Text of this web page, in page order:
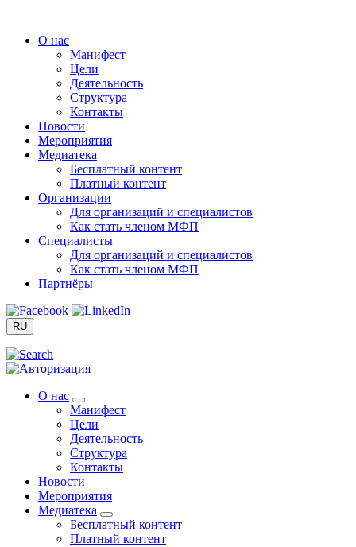
содержимому
О нас
Манифест
Цели
Деятельность
Структура
Контакты
Новости
Мероприятия
Медиатека
Бесплатный контент
Платный контент
Организации
Для организаций и специалистов
Как стать членом МФП
Специалисты
Для организаций и специалистов
Как стать членом МФП
Партнёры
RU
О нас
Манифест
Цели
Деятельность
Структура
Контакты
Новости
Мероприятия
Медиатека
Бесплатный контент
Платный контент